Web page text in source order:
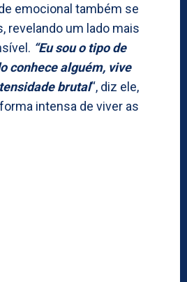
emocional também se
revelando um lado mais
“Eu sou o tipo de
conhece alguém, vive
brutal“, diz ele,
intensa de viver as